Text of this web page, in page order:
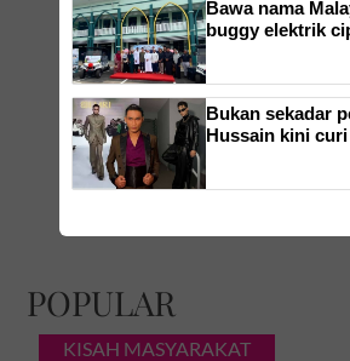
POPULAR
KISAH MASYARAKAT
Bawa nama
buggy elektrik
Bukan sekadar
Hussain kini